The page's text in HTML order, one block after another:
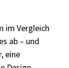
im Vergleich
ab – und
eine